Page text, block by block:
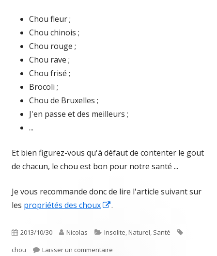
Chou fleur ;
Chou chinois ;
Chou rouge ;
Chou rave ;
Chou frisé ;
Brocoli ;
Chou de Bruxelles ;
J'en passe et des meilleurs ;
...
Et bien figurez-vous qu'à défaut de contenter le gout
de chacun, le chou est bon pour notre santé ...
Je vous recommande donc de lire l'article suivant sur
les propriétés des choux
Ouvrir
une
.
Publié
le
2013/10/30 Auteur
Nicolas Catégories
Insolite,Naturel, Santé
chou Laisser un commentaire